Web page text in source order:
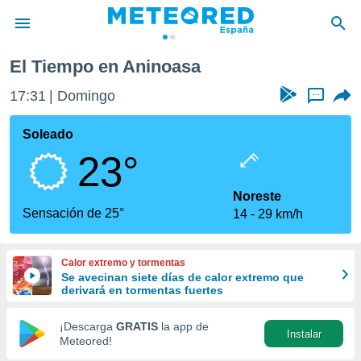
de
por
que se
calidad.
a este
las
y
forma
digital
basada
El Tiempo en Aninoasa
17:31 Domingo ...
Soleado
23°
Sensación de 25°
Noreste
14
29 km/h
Calor extremo y tormentas
Se avecinan siete días de calor extremo que
derivará en tormentas fuertes
¡Descarga GRATIS la app de
Meteored!
Instalar